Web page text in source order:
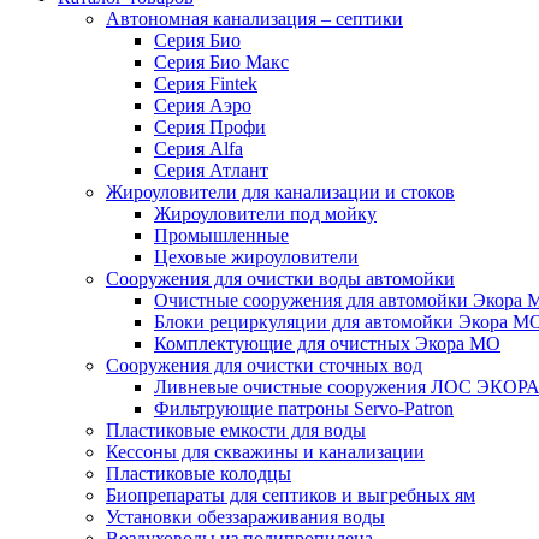
Автономная канализация – септики
Серия Био
Серия Био Макс
Серия Fintek
Серия Аэро
Серия Профи
Серия Alfa
Серия Атлант
Жироуловители для канализации и стоков
Жироуловители под мойку
Промышленные
Цеховые жироуловители
Сооружения для очистки воды автомойки
Очистные сооружения для автомойки Экора
Блоки рециркуляции для автомойки Экора
Комплектующие для очистных Экора МО
Сооружения для очистки сточных вод
Ливневые очистные сооружения ЛОС ЭКОРА
Фильтрующие патроны Servo-Patron
Пластиковые емкости для воды
Кессоны для скважины и канализации
Пластиковые колодцы
Биопрепараты для септиков и выгребных ям
Установки обеззараживания воды